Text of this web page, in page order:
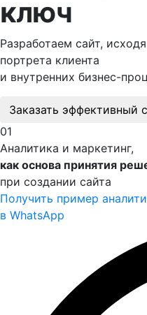
ключ
Разработаем сайт,
портрета клиента
и внутренних бизнес-
Заказать эффективный
01
Аналитика и маркетинг,
как основа принятия
при создании сайта
Получить пример
в WhatsApp